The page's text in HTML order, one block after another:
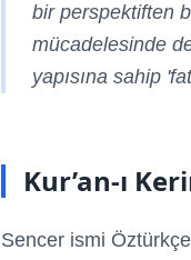
bir perspektiften
mücadelesinde
yapısına sahip
Kur’an-ı
Sencer ismi